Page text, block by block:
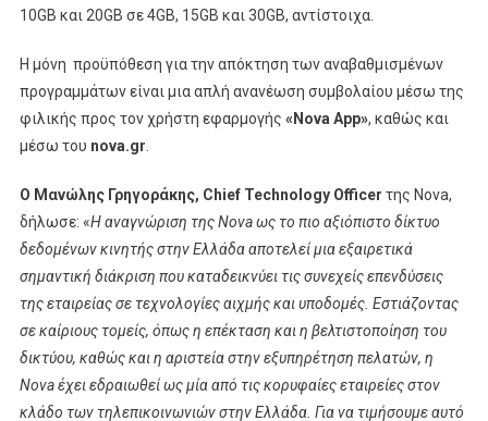
10GB και 20GB σε 4GB, 15GB και 30GB, αντίστοιχα.
Η μόνη προϋπόθεση για την απόκτηση των αναβαθμισμένων
προγραμμάτων είναι μια απλή ανανέωση συμβολαίου μέσω της
φιλικής προς τον χρήστη εφαρμογής «Nova App», καθώς και
μέσω του nova.gr
O Μανώλης Γρηγοράκης, Chief Technology Officer της Nova,
δήλωσε: «Η αναγνώριση της Nova ως το πιο αξιόπιστο δίκτυο
δεδομένων κινητής στην Ελλάδα αποτελεί μια εξαιρετικά
σημαντική διάκριση που καταδεικνύει τις συνεχείς επενδύσεις
της εταιρείας σε τεχνολογίες αιχμής και υποδομές. Εστιάζοντας
σε καίριους τομείς, όπως η επέκταση και η βελτιστοποίηση του
δικτύου, καθώς και η αριστεία στην εξυπηρέτηση πελατών, η
Nova έχει εδραιωθεί ως μία από τις κορυφαίες εταιρείες στον
κλάδο των τηλεπικοινωνιών στην Ελλάδα. Για να τιμήσουμε αυτό